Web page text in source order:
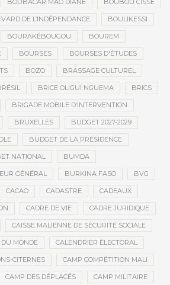
BOUBACAR MAO DIANÉ BOUBOU CISSÉ
DE L’INDÉPENDANCE BOULIKESSI
BOURAKÉBOUGOU BOUREM
BOURSES BOURSES D'ÉTUDES
BOZO BRASSAGE CULTUREL
BRICE OLIGUI NGUEMA BRICS
BRIGADE MOBILE D’INTERVENTION
BRUXELLES BUDGET 2027-2029
BUDGET DE LA PRÉSIDENCE
NATIONAL BUMDA
GÉNÉRAL BURKINA FASO BVG
CACAO CADASTRE CADEAUX
CADRE DE VIE CADRE JURIDIQUE
CAISSE MALIENNE DE SÉCURITÉ SOCIALE
DU MONDE CALENDRIER ÉLECTORAL
CITERNES CAMP COMPÉTITION MALI
CAMP DES DÉPLACÉS CAMP MILITAIRE